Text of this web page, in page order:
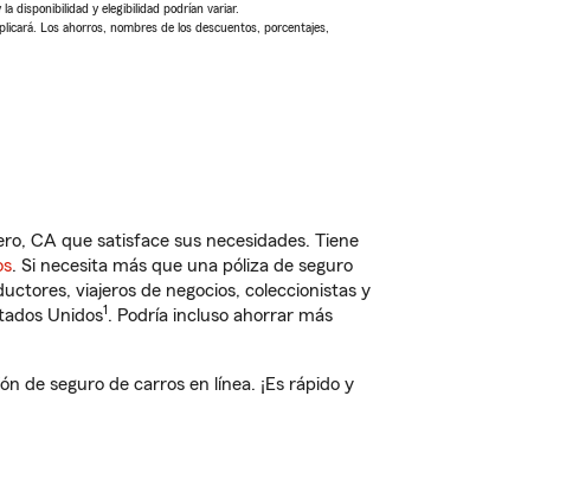
disponibilidad y elegibilidad podrían variar.
Los ahorros, nombres de los descuentos, porcentajes,
CA que satisface sus necesidades. Tiene
. Si necesita más que una póliza de seguro
viajeros de negocios, coleccionistas y
Unidos1. Podría incluso ahorrar más
de seguro de carros en línea. ¡Es rápido y